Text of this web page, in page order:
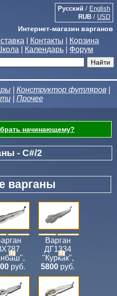
Интернет-магазин варганов
Русский / English
RUB / USD
Контакты
Корзина
Календарь Форум
Конструктор футляров
| Прочее
начинающему?
- C#/2
варганы
,
руб.
Варган
ДГ1334
"Куркак",
5800 руб.